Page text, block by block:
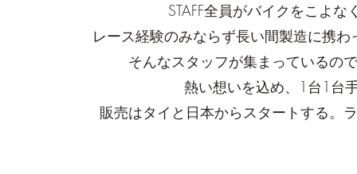
STAFF全員がバイクをこよ
レース経験のみならず長い間製造に携
そんなスタッフが集まっているの
熱い想いを込め、1台1台
販売はタイと日本からスタートする。